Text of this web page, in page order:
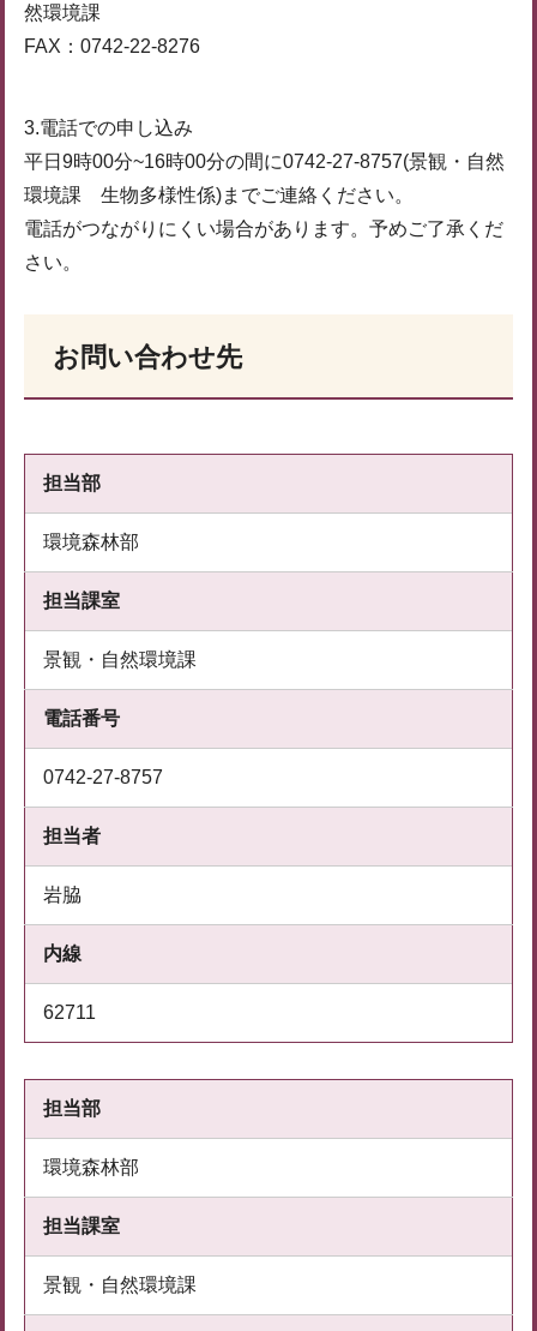
然環境課
FAX：0742-22-8276
3.電話での申し込み
平日9時00分~16時00分の間に0742-27-8757(景観・自然
環境課 生物多様性係)までご連絡ください。
電話がつながりにくい場合があります。予めご了承くだ
さい。
お問い合わせ先
担当部
環境森林部
担当課室
景観・自然環境課
電話番号
0742-27-8757
担当者
岩脇
内線
62711
担当部
環境森林部
担当課室
景観・自然環境課